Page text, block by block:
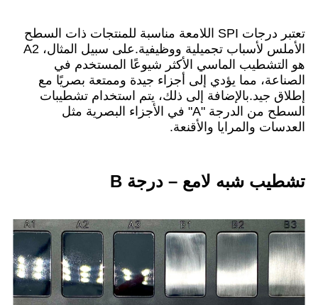
تعتبر درجات SPI اللامعة مناسبة للمنتجات ذات السطح
الأملس لأسباب تجميلية ووظيفية.على سبيل المثال، A2
هو التشطيب الماسي الأكثر شيوعًا المستخدم في
الصناعة، مما يؤدي إلى أجزاء جيدة وممتعة بصريًا مع
إطلاق جيد.بالإضافة إلى ذلك، يتم استخدام تشطيبات
السطح من الدرجة "A" في الأجزاء البصرية مثل
العدسات والمرايا والأقنعة.
تشطيب شبه لامع – درجة B